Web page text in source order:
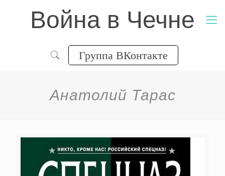
Война в Чечне
Группа ВКонтакте
Анатолий Тарас